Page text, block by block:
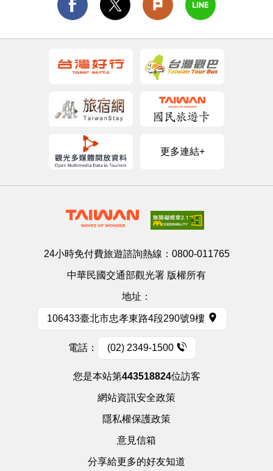
更多連結+
24小時免付費旅遊諮詢熱線： 0800-011765
中華民國交通部觀光署 版權所有
地址：
106433臺北市忠孝東路4段290號9樓
電話： (02) 2349-1500
您是本站第443518824位訪客
網站資訊安全政策
隱私權保護政策
意見信箱
分享給更多的好友知道